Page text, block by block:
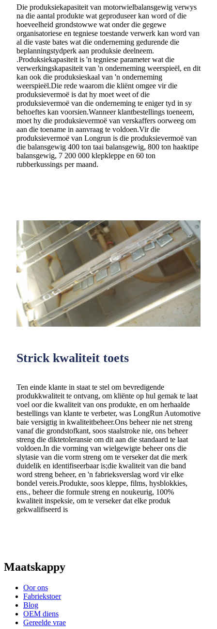
Die produksiekapasiteit van motorwielbalansgewig verwys
na die aantal produkte wat geproduseer kan word of die
hoeveelheid grondstowwe wat onder die gegewe
organisatoriese en tegniese toestande verwerk kan word van
al die vaste bates wat die onderneming gedurende die
beplanningstydperk aan produksie deelneem.
.Produksiekapasiteit is 'n tegniese parameter wat die
verwerkingskapasiteit van 'n onderneming weerspieël, en dit
kan ook die produksieskaal van 'n onderneming
weerspieël.Die rede waarom die kliënt omgee vir die
produksievermoë is dat hy moet weet of die
produksievermoë van die onderneming te eniger tyd in sy
behoeftes kan voorsien.Wanneer klantbestellings toeneem,
moet hy die produksievermoë van verskaffers oorweeg om
aan die toename in aanvraag te voldoen.Vir die
produksievermoë van Longrun is die produksievermoë van
die balansgewig 400 ton taai balansgewig, 800 ton haaktipe
balansgewig, 7 200 000 klepkleppe en 60 ton
rubberkussings per maand.
Strick kwaliteit toets
Ten einde klante in staat te stel om bevredigende
produkkwaliteit te ontvang, om kliënte op hul gemak te laat
voel oor die kwaliteit van ons produkte, en om herhaalde
bestellings van klante te verbeter, was LongRun Automotive
baie versigtig in kwaliteitbeheer.Ons beheer nie net streng
vanaf die grondstofkant, soos staalstroke nie, ons beheer
streng die diktetoleransie om dit aan die standaard te laat
voldoen.In die vorming van wielgewigte beheer ons die
slytasie van die vorm streng om te verseker dat die merk
duidelik en identifiseerbaar is;die kwaliteit van die band
word streng beheer, en 'n fabrieksverslag word vir elke
bondel vereis.Produkte, soos kleppe, films, hysblokkies,
ens., beheer die formule streng en noukeurig, 100%
kwaliteit inspeksie, om te verseker dat elke produk
gekwalifiseerd is
Maatskappy
Oor ons
Fabriekstoer
Blog
OEM diens
Gereelde vrae